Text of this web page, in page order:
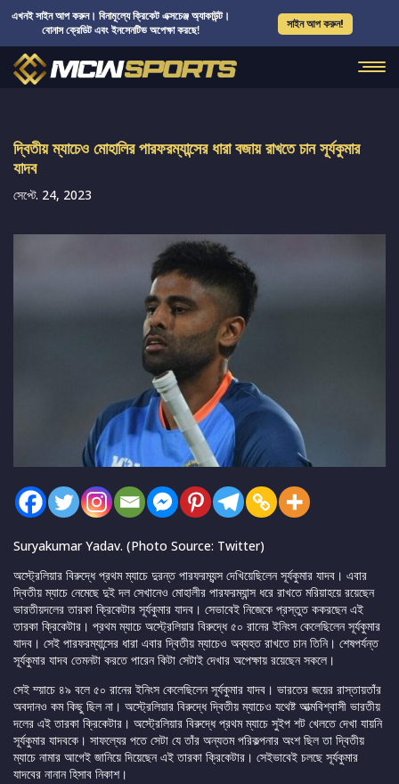
এখনই সাইন আপ করুন। বিনামূল্যে ক্রিকেট এক্সচেঞ্জ অ্যাকাউন্ট।
বোনাস ক্রেডিট এবং ইনসেনটিভ অপেক্ষা করছে!
সাইন আপ করুন!
দ্বিতীয় ম্যাচেও মোহালির পারফরম্যান্সের ধারা বজায় রাখতে চান সূর্যকুমার
যাদব
সেপ্টে. 24, 2023
Suryakumar Yadav. (Photo Source: Twitter)
অস্ট্রেলিয়ার বিরুদ্ধে প্রথম ম্যাচে দুরন্ত পারফরম্যন্স দেখিয়েছিলেন সূর্যকুমার যাদব। এবার
দ্বিতীয় ম্যাচে নেমেছে দুই দল সেখানেও মোহালীর পারফরম্যান্স ধরে রাখতে মরিয়াহয়ে রয়েছেন
ভারতীয়দলের তারকা ক্রিকেটার সূর্যকুমার যাদব। সেভাবেই নিজেকে প্রস্তুত ককরছেন এই
তারকা ক্রিকেটার। প্রথম ম্যাচে অস্ট্রেলিয়ার বিরুদ্ধে ৫০ রানের ইনিংস কেলেছিলেন সূর্যকুমার
যাদব। সেই পারফরম্যান্সের ধারা এবার দ্বিতীয় ম্যাচেও অব্যহত রাখতে চান তিনি। শেষপর্যন্ত
সূর্যকুমার যাদব তেমনটা করতে পারেন কিটা সেটাই দেখার অপেক্ষায় রয়েছেন সকলে।
সেই ম্য়াচে ৪৯ বলে ৫০ রানের ইনিংস কেলেছিলেন সূর্যকুমার যাদব। ভারতের জয়ের রাস্তায়তাঁর
অবদানও কম কিছু ছিল না। অস্ট্রেলিয়ার বিরুদ্ধে দ্বিতীয় ম্যাচেও যথেষ্ট আত্মবিশ্বাসী ভারতীয়
দলের এই তারকা ক্রিকেটার। অস্ট্রেলিয়ার বিরুদ্ধে প্রথম ম্যাচে সুইপ শট খেলতে দেখা যায়নি
সূর্যকুমার যাদবকে। সাফল্যের পতে সেটা যে তাঁর অন্যতম পরিকল্পনার অংশ ছিল তা দ্বিতীয়
ম্যাচে নামার আগেই জানিয়ে দিয়েছেন এই তারকা ক্রিকেটার। সেইভাবেই চলছে সূর্যকুমার
যাদবের নানান হিসাব নিকাশ।